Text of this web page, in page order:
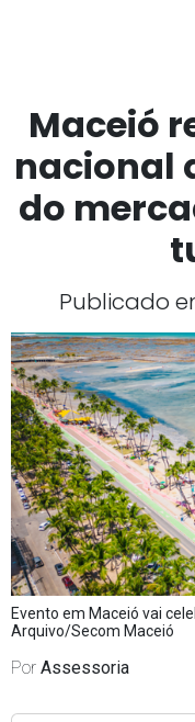
Maceió
nacional
do
Publicado
Evento em Maceió vai
Arquivo/Secom Maceió
Por Assessoria